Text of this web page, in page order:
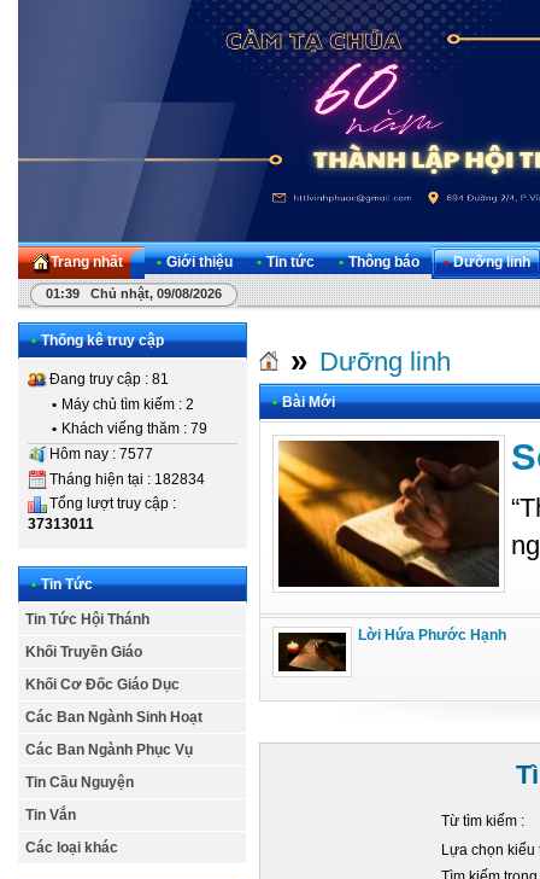
Trang nhất • Giới thiệu • Tin tức • Thông báo • Dưỡng linh
01:39 Chủ nhật, 09/08/2026
• Thống kê truy cập
Đang truy cập : 81
• Máy chủ tìm kiếm : 2
• Khách viếng thăm : 79
Hôm nay : 7577
Tháng hiện tại : 182834
Tổng lượt truy cập :
37313011
• Tin Tức
Tin Tức Hội Thánh
Khối Truyền Giáo
Khối Cơ Đốc Giáo Dục
Các Ban Ngành Sinh Hoạt
Các Ban Ngành Phục Vụ
Tin Cầu Nguyện
Tin Vắn
Các loại khác
» Dưỡng linh
• Bài Mới
Lời Hứa Phước Hạnh
Từ tìm kiếm :
Lựa chọn kiểu